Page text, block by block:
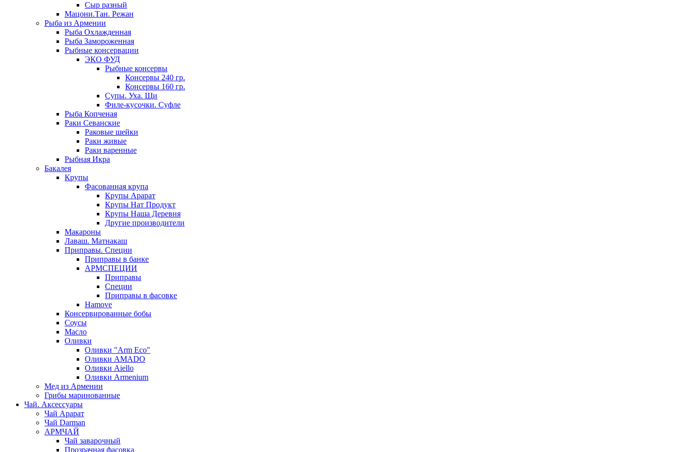
Сыр разный
Мацони.Тан. Режан
Рыба из Армении
Рыба Охлажденная
Рыба Замороженная
Рыбные консервации
ЭКО ФУД
Рыбные консервы
Консервы 240 гр.
Консервы 160 гр.
Супы. Уха. Щи
Филе-кусочки. Суфле
Рыба Копченая
Раки Севанские
Раковые шейки
Раки живые
Раки варенные
Рыбная Икра
Бакалея
Крупы
Фасованная крупа
Крупы Арарат
Крупы Нат Продукт
Крупы Наша Деревня
Другие производители
Макароны
Лаваш. Матнакаш
Приправы. Специи
Приправы в банке
АРМСПЕЦИИ
Приправы
Специи
Приправы в фасовке
Hamove
Консервированные бобы
Соусы
Масло
Оливки
Оливки "Arm Eco"
Оливки AMADO
Оливки Aiello
Оливки Armenium
Мед из Армении
Грибы маринованные
Чай. Аксессуары
Чай Арарат
Чай Darman
АРМЧАЙ
Чай заварочный
Прозрачная фасовка